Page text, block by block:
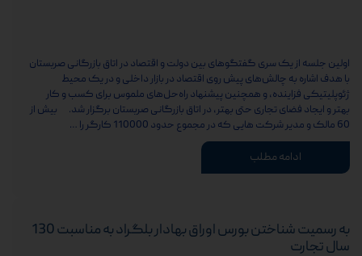
اولین جلسه از یک سری گفتگوهای بین دولت و اقتصاد در اتاق بازرگانی صربستان
با هدف اشاره به چالش‌های پیش روی اقتصاد در بازار داخلی و در یک محیط
ژئوپلیتیکی فزاینده، و همچنین پیشنهاد راه‌حل‌های ملموس برای کسب و کار
بهتر و ایجاد فضای تجاری حتی بهتر، در اتاق بازرگانی صربستان برگزار شد. بیش از
60 مالک و مدیر شرکت هایی که در مجموع حدود 110000 کارگر را …
ادامه مطلب
به رسمیت شناختن بورس اوراق بهادار بلگراد به مناسبت 130
سال تجارت